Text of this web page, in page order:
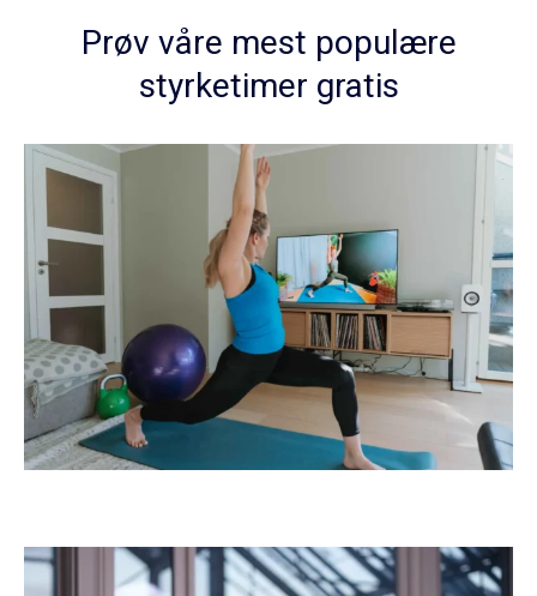
Prøv våre mest populære
styrketimer gratis